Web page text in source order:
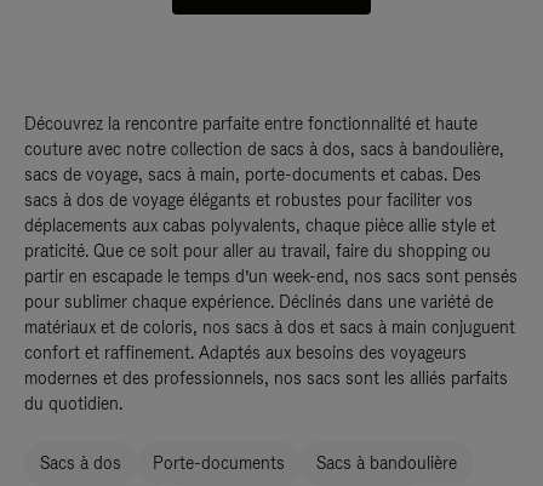
Découvrez la rencontre parfaite entre fonctionnalité et haute
couture avec notre collection de sacs à dos, sacs à bandoulière,
sacs de voyage, sacs à main, porte-documents et cabas. Des
sacs à dos de voyage élégants et robustes pour faciliter vos
déplacements aux cabas polyvalents, chaque pièce allie style et
praticité. Que ce soit pour aller au travail, faire du shopping ou
partir en escapade le temps d’un week-end, nos sacs sont pensés
pour sublimer chaque expérience. Déclinés dans une variété de
matériaux et de coloris, nos sacs à dos et sacs à main conjuguent
confort et raffinement. Adaptés aux besoins des voyageurs
modernes et des professionnels, nos sacs sont les alliés parfaits
du quotidien.
Sacs à dos Porte-documents Sacs à bandoulière